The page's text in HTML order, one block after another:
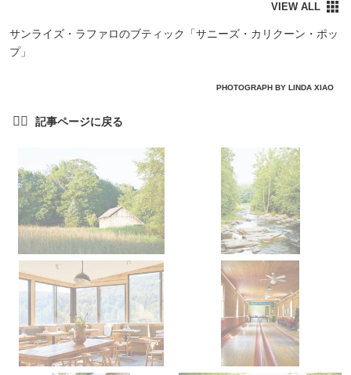
サンライズ・ラファロのブティック「サニーズ・カリクーン・ポッ
プ」
PHOTOGRAPH BY LINDA XIAO